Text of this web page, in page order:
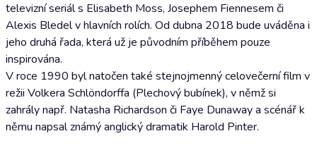
televizní seriál s Elisabeth Moss, Josephem Fiennesem či
Alexis Bledel v hlavních rolích. Od dubna 2018 bude uváděna i
jeho druhá řada, která už je původním příběhem pouze
inspirována.
V roce 1990 byl natočen také stejnojmenný celovečerní film v
režii Volkera Schlöndorffa (Plechový bubínek), v němž si
zahrály např. Natasha Richardson či Faye Dunaway a scénář k
němu napsal známý anglický dramatik Harold Pinter.